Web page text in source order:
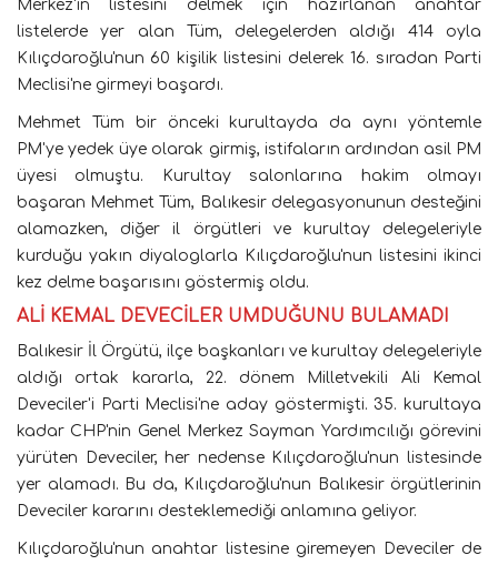
Merkez'in listesini delmek için hazırlanan anahtar
listelerde yer alan Tüm, delegelerden aldığı 414 oyla
Kılıçdaroğlu'nun 60 kişilik listesini delerek 16. sıradan Parti
Meclisi'ne girmeyi başardı.
Mehmet Tüm bir önceki kurultayda da aynı yöntemle
PM'ye yedek üye olarak girmiş, istifaların ardından asil PM
üyesi olmuştu. Kurultay salonlarına hakim olmayı
başaran Mehmet Tüm, Balıkesir delegasyonunun desteğini
alamazken, diğer il örgütleri ve kurultay delegeleriyle
kurduğu yakın diyaloglarla Kılıçdaroğlu'nun listesini ikinci
kez delme başarısını göstermiş oldu.
ALİ KEMAL DEVECİLER UMDUĞUNU BULAMADI
Balıkesir İl Örgütü, ilçe başkanları ve kurultay delegeleriyle
aldığı ortak kararla, 22. dönem Milletvekili Ali Kemal
Deveciler'i Parti Meclisi'ne aday göstermişti. 35. kurultaya
kadar CHP'nin Genel Merkez Sayman Yardımcılığı görevini
yürüten Deveciler, her nedense Kılıçdaroğlu'nun listesinde
yer alamadı. Bu da, Kılıçdaroğlu'nun Balıkesir örgütlerinin
Deveciler kararını desteklemediği anlamına geliyor.
Kılıçdaroğlu'nun anahtar listesine giremeyen Deveciler de